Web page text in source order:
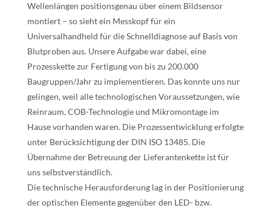
Wellenlängen positionsgenau über einem Bildsensor
montiert – so sieht ein Messkopf für ein
Universalhandheld für die Schnelldiagnose auf Basis von
Blutproben aus. Unsere Aufgabe war dabei, eine
Prozesskette zur Fertigung von bis zu 200.000
Baugruppen/Jahr zu implementieren. Das konnte uns nur
gelingen, weil alle technologischen Voraussetzungen, wie
Reinraum, COB-Technologie und Mikromontage im
Hause vorhanden waren. Die Prozessentwicklung erfolgte
unter Berücksichtigung der DIN ISO 13485. Die
Übernahme der Betreuung der Lieferantenkette ist für
uns selbstverständlich.
Die technische Herausforderung lag in der Positionierung
der optischen Elemente gegenüber den LED- bzw.